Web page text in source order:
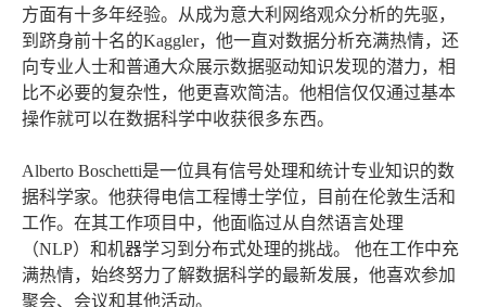
方面有十多年经验。从成为意大利网络观众分析的先驱，
到跻身前十名的Kaggler，他一直对数据分析充满热情，还
向专业人士和普通大众展示数据驱动知识发现的潜力，相
比不必要的复杂性，他更喜欢简洁。他相信仅仅通过基本
操作就可以在数据科学中收获很多东西。
Alberto Boschetti是一位具有信号处理和统计专业知识的数
据科学家。他获得电信工程博士学位，目前在伦敦生活和
工作。在其工作项目中，他面临过从自然语言处理
（NLP）和机器学习到分布式处理的挑战。 他在工作中充
满热情，始终努力了解数据科学的最新发展，他喜欢参加
聚会、会议和其他活动。